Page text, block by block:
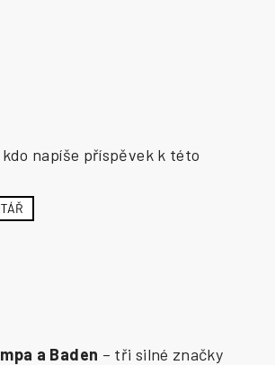
napíše příspěvek k této
a Baden – tři silné značky